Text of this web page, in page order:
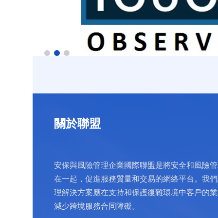
關於聯盟
安保與風險管理企業國際聯盟是將安全和風險
在一起，促進服務質量和交易的網絡平台。我
理解決方案應在支持和保護復雜環境中客戶的
減少跨境服務合同障礙。